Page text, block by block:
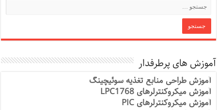
آموزش های پرطرفدار
آموزش طراحی منابع تغذیه سوئیچینگ
آموزش میکروکنترلرهای LPC1768
آموزش میکروکنترلرهای PIC